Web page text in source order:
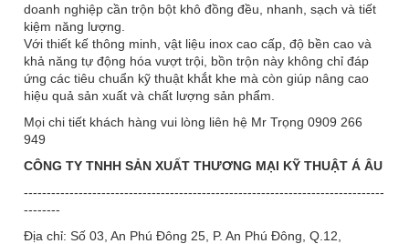
doanh nghiệp cần trộn bột khô đồng đều, nhanh, sạch và tiết
kiệm năng lượng.
Với thiết kế thông minh, vật liệu inox cao cấp, độ bền cao và
khả năng tự động hóa vượt trội, bồn trộn này không chỉ đáp
ứng các tiêu chuẩn kỹ thuật khắt khe mà còn giúp nâng cao
hiệu quả sản xuất và chất lượng sản phẩm.
Mọi chi tiết khách hàng vui lòng liên hệ Mr Trọng 0909 266
949
CÔNG TY TNHH SẢN XUẤT THƯƠNG MẠI KỸ THUẬT Á ÂU
-------------------------------------------------------------------------------
--------
Địa chỉ: Số 03, An Phú Đông 25, P. An Phú Đông, Q.12,